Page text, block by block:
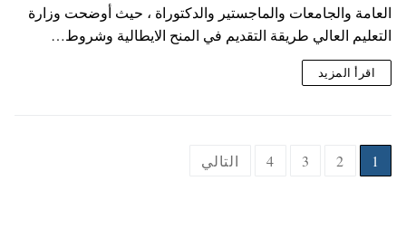
العامة والجامعات والماجستير والدكتوراة ، حيث أوضحت وزارة
التعليم العالي طريقة التقديم في المنح الايطالية وشروط…
اقرأ المزيد
Posts
1
2
3
4 التالي